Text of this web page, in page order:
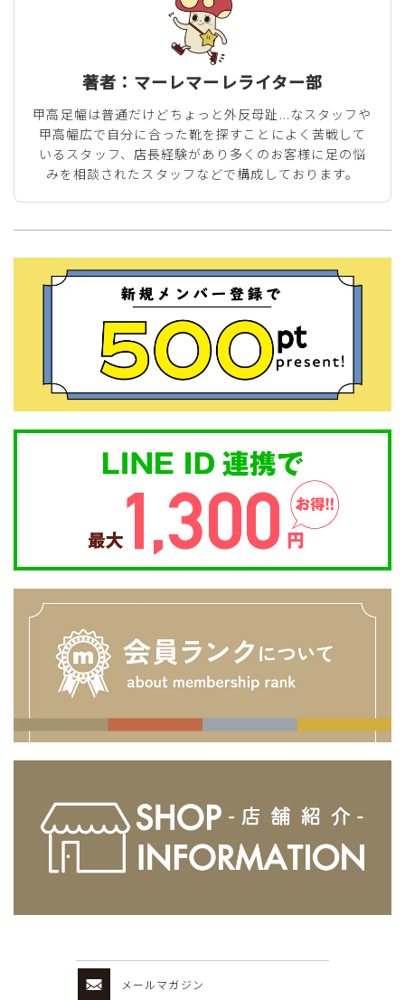
著者：マーレマーレライター部
甲高足幅は普通だけどちょっと外反母趾...なスタッフや
甲高幅広で自分に合った靴を探すことによく苦戦して
いるスタッフ、店長経験があり多くのお客様に足の悩
みを相談されたスタッフなどで構成しております。
メールマガジン